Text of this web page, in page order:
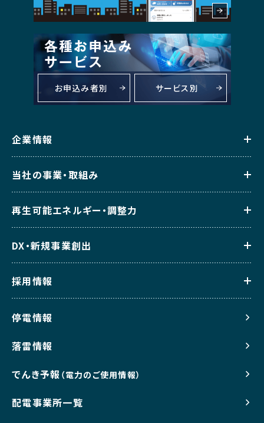
お申込み者別 サービス別
企業情報
当社の事業・取組み
再生可能エネルギー・調整力
DX・新規事業創出
採用情報
停電情報
落雷情報
でんき予報 （電力のご使用情報）
配電事業所一覧